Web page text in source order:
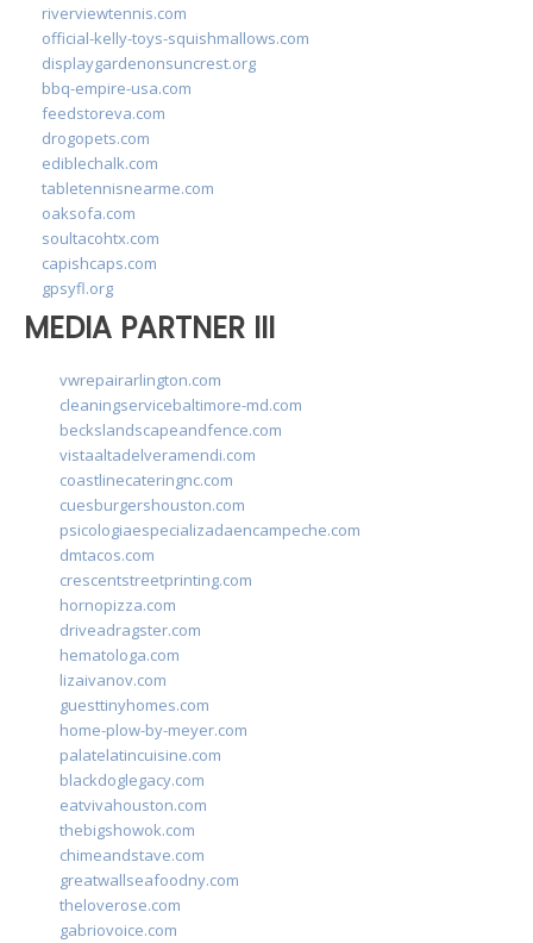
riverviewtennis.com
official-kelly-toys-squishmallows.com
displaygardenonsuncrest.org
bbq-empire-usa.com
feedstoreva.com
drogopets.com
ediblechalk.com
tabletennisnearme.com
oaksofa.com
soultacohtx.com
capishcaps.com
gpsyfl.org
MEDIA PARTNER III
vwrepairarlington.com
cleaningservicebaltimore-md.com
beckslandscapeandfence.com
vistaaltadelveramendi.com
coastlinecateringnc.com
cuesburgershouston.com
psicologiaespecializadaencampeche.com
dmtacos.com
crescentstreetprinting.com
hornopizza.com
driveadragster.com
hematologa.com
lizaivanov.com
guesttinyhomes.com
home-plow-by-meyer.com
palatelatincuisine.com
blackdoglegacy.com
eatvivahouston.com
thebigshowok.com
chimeandstave.com
greatwallseafoodny.com
theloverose.com
gabriovoice.com